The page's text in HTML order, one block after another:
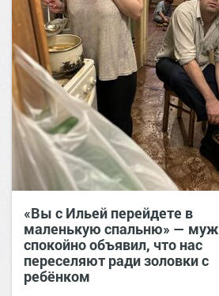
«Вы с Ильей перейдете в
маленькую спальню» — муж
спокойно объявил, что нас
переселяют ради золовки с
ребёнком